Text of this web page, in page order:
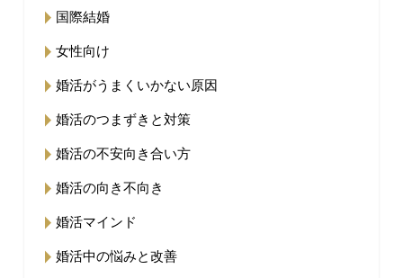
国際結婚
女性向け
婚活がうまくいかない原因
婚活のつまずきと対策
婚活の不安向き合い方
婚活の向き不向き
婚活マインド
婚活中の悩みと改善